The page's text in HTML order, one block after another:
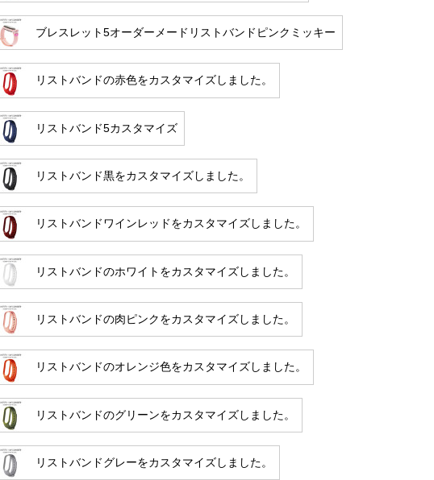
ブレスレット5オーダーメードリストバンドピンクミッキー
リストバンドの赤色をカスタマイズしました。
リストバンド5カスタマイズ
リストバンド黒をカスタマイズしました。
リストバンドワインレッドをカスタマイズしました。
リストバンドのホワイトをカスタマイズしました。
リストバンドの肉ピンクをカスタマイズしました。
リストバンドのオレンジ色をカスタマイズしました。
リストバンドのグリーンをカスタマイズしました。
リストバンドグレーをカスタマイズしました。